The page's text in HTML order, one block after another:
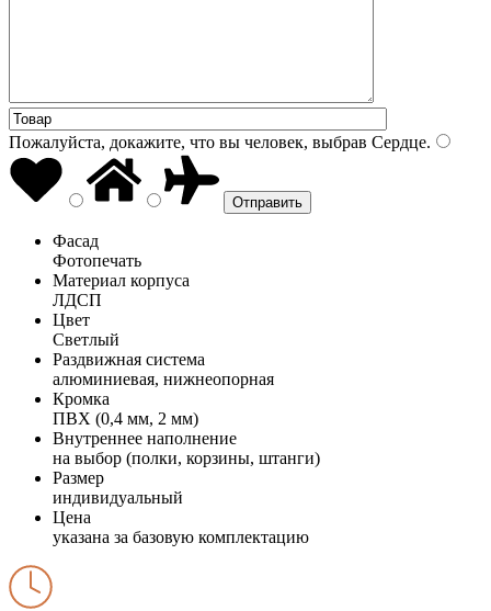
Пожалуйста, докажите, что вы человек, выбрав Сердце.
Фасад
Фотопечать
Материал корпуса
ЛДСП
Цвет
Светлый
Раздвижная система
алюминиевая, нижнеопорная
Кромка
ПВХ (0,4 мм, 2 мм)
Внутреннее наполнение
на выбор (полки, корзины, штанги)
Размер
индивидуальный
Цена
указана за базовую комплектацию